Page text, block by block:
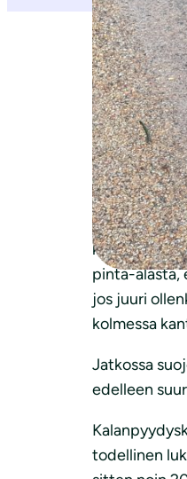
Hillittyyn
Alussa siksi,
edelleen.
tarvetta, ja
kanta on
pinta-alasta,
jos juuri
kolmessa
Jatkossa
edelleen
todellinen